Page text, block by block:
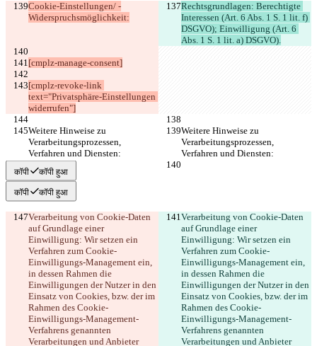
Cookie-Einstellungen/ -
Widerspruchsmöglichkeit:
Rechtsgrundlagen: Berechtigte
Interessen (Art. 6 Abs. 1 S. 1 lit. f)
DSGVO); Einwilligung (Art. 6
Abs. 1 S. 1 lit. a) DSGVO).
[cmplz-manage-consent]
[cmplz-revoke-link
text="Privatsphäre-Einstellungen
widerrufen"]
Weitere Hinweise zu
Verarbeitungsprozessen,
Verfahren und Diensten:
Weitere Hinweise zu
Verarbeitungsprozessen,
Verfahren und Diensten:
कॉपी कॉपी हुआ
कॉपी कॉपी हुआ
Verarbeitung von Cookie-Daten
auf Grundlage einer
Einwilligung: Wir setzen ein
Verfahren zum Cookie-
Einwilligungs-Management ein,
in dessen Rahmen die
Einwilligungen der Nutzer in den
Einsatz von Cookies, bzw. der im
Rahmen des Cookie-
Einwilligungs-Management-
Verfahrens genannten
Verarbeitungen und Anbieter
Verarbeitung von Cookie-Daten
auf Grundlage einer
Einwilligung: Wir setzen ein
Verfahren zum Cookie-
Einwilligungs-Management ein,
in dessen Rahmen die
Einwilligungen der Nutzer in den
Einsatz von Cookies, bzw. der im
Rahmen des Cookie-
Einwilligungs-Management-
Verfahrens genannten
Verarbeitungen und Anbieter